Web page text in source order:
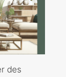
des